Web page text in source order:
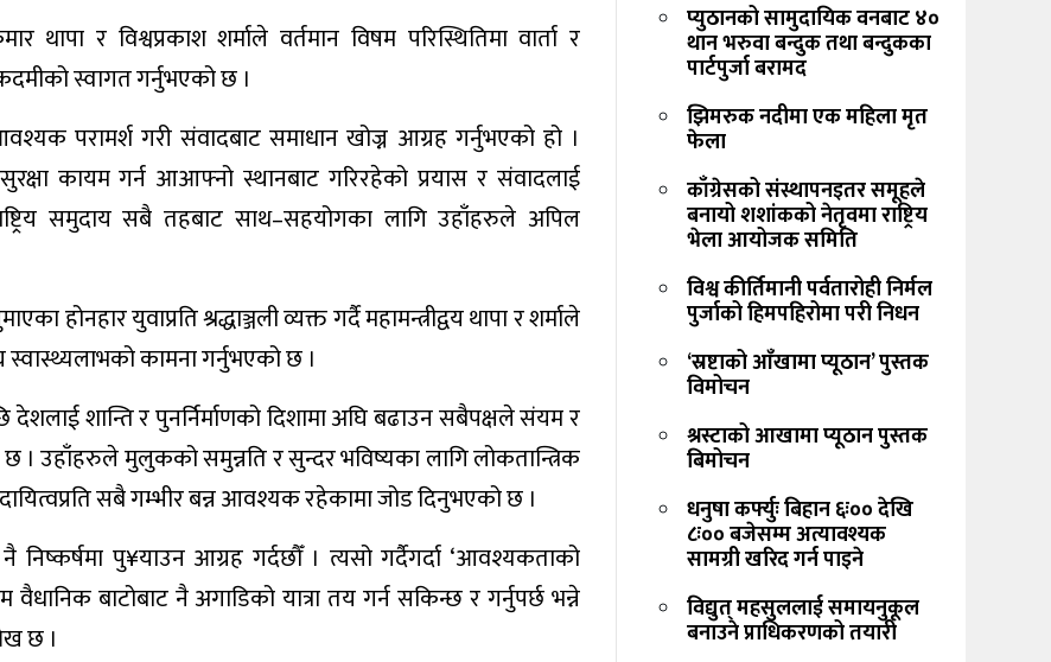
थापा र विश्वप्रकाश शर्माले वर्तमान विषम परिस्थितिमा वार्ता र
स्वागत गर्नुभएको छ ।
परामर्श गरी संवादबाट समाधान खोज्न आग्रह गर्नुभएको हो ।
कायम गर्न आआफ्नो स्थानबाट गरिरहेको प्रयास र संवादलाई
समुदाय सबै तहबाट साथ–सहयोगका लागि उहाँहरुले अपिल
युवाप्रति श्रद्धाञ्जली व्यक्त गर्दै महामन्त्रीद्वय थापा र शर्माले
स्वास्थ्यलाभको कामना गर्नुभएको छ ।
शान्ति र पुनर्निर्माणको दिशामा अघि बढाउन सबैपक्षले संयम र
उहाँहरुले मुलुकको समुन्नति र सुन्दर भविष्यका लागि लोकतान्त्रिक
सबै गम्भीर बन्न आवश्यक रहेकामा जोड दिनुभएको छ ।
पु¥याउन आग्रह गर्दछौँ । त्यसो गर्दैगर्दा ‘आवश्यकताको
वैधानिक बाटोबाट नै अगाडिको यात्रा तय गर्न सकिन्छ र गर्नुपर्छ भन्ने
छ ।
प्युठानको सामुदायिक वनबाट ४०
थान भरुवा बन्दुक तथा बन्दुकका
पार्टपुर्जा बरामद
झिमरुक नदीमा एक महिला मृत
फेला
काँग्रेसको संस्थापनइतर समूहले
बनायो शशांकको नेतृवमा राष्ट्रिय
भेला आयोजक समिति
विश्व कीर्तिमानी पर्वतारोही निर्मल
पुर्जाको हिमपहिरोमा परी निधन
‘स्रष्टाको आँखामा प्यूठान’ पुस्तक
विमोचन
श्रस्टाको आखामा प्यूठान पुस्तक
बिमोचन
धनुषा कर्फ्युः बिहान ६ः०० देखि
८ः०० बजेसम्म अत्यावश्यक
सामग्री खरिद गर्न पाइने
विद्युत् महसुललाई समायनुकूल
बनाउने प्राधिकरणको तयारी